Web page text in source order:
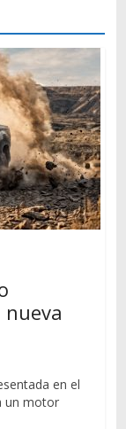
en el
un motor